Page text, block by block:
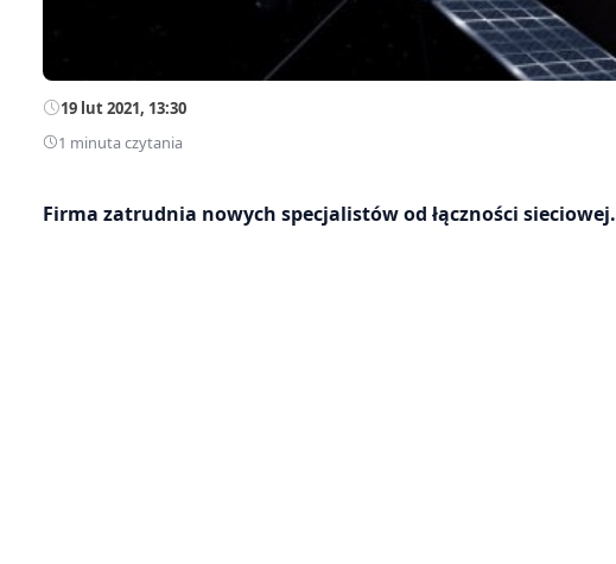
19 lut 2021, 13:30
1 minuta czytania
Firma zatrudnia nowych specjalistów od łączności sieciowej.